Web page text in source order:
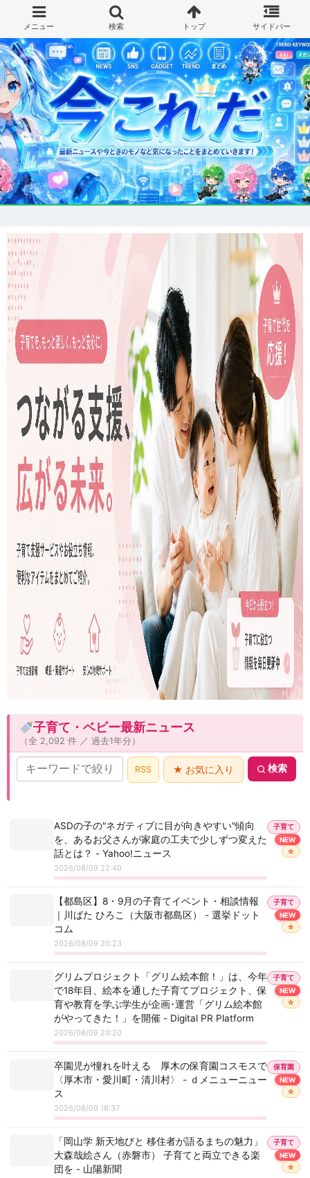
子育て・ベビー最新ニュース
（全 2,092 件 ／ 過去1年分）
検索
★ お気に入り
RSS
ASDの子の"ネガティブに目が向きやすい"傾向
を、あるお父さんが家庭の工夫で少しずつ変えた
話とは？ - Yahoo!ニュース
2026/08/09 22:40
子育て
NEW
☆
【都島区】8・9月の子育てイベント・相談情報
｜川ばた ひろこ（大阪市都島区） - 選挙ドット
コム
2026/08/09 20:23
子育て
NEW
☆
グリムプロジェクト「グリム絵本館！」は、今年
で18年目、絵本を通した子育てプロジェクト、保
育や教育を学ぶ学生が企画･運営「グリム絵本館
がやってきた！」を開催 - Digital PR Platform
2026/08/09 20:20
子育て
NEW
☆
卒園児が憧れを叶える 厚木の保育園コスモスで
〈厚木市・愛川町・清川村〉 - ｄメニューニュー
ス
2026/08/09 16:37
保育園
NEW
☆
「岡山学 新天地びと 移住者が語るまちの魅力」
大森哉絵さん（赤磐市） 子育てと両立できる楽
団を - 山陽新聞
子育て
NEW
☆